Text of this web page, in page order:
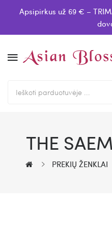
Apsipirkus už 69 € –
THE
PREKIŲ ŽENKLAI